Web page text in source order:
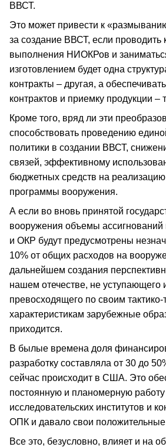
ВВСТ.
Это может привести к
за создание ВВСТ, если проводить
выполнения НИОКРов и
изготовлением будет одна
контракты – другая, а
контрактов и приемку продукции –
Кроме того, вряд ли эти
способствовать проведению
политики в создании ВВСТ,
связей, эффективному
бюджетных средств на реализацию
программы вооружения.
А если во вновь принятой
вооружения объемы
и ОКР будут предусмотрены
10% от общих расходов на
дальнейшем создания
нашем отечестве, не уступающего
превосходящего по своим тактико-
характеристикам зарубежные
приходится.
В былые времена доля
разработку составляла от 30 до
сейчас происходит в США. Это
постоянную и планомерную
исследовательских институтов и
ОПК и давало свои положительные
Все это, безусловно, влияет и на